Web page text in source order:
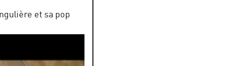
et sa pop